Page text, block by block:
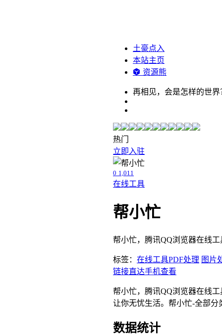
土豪点入
本站主页
资源熊
再相见，会是怎样的世界
热门
立即入驻
0 1,011
在线工具
帮小忙
帮小忙，腾讯QQ浏览器在线工
标签： 在线工具PDF处理 图片
链接直达手机查看
帮小忙，腾讯QQ浏览器在线
让你无忧生活。帮小忙-全部分
数据统计